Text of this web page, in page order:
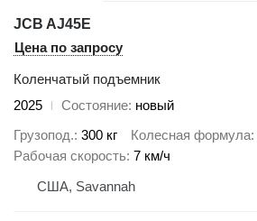
JCB AJ45E
Цена по запросу
Коленчатый подъемник
2025
Состояние новый
Грузопод. 300 кг Колесная формула
Рабочая скорость 7 км/ч
США, Savannah